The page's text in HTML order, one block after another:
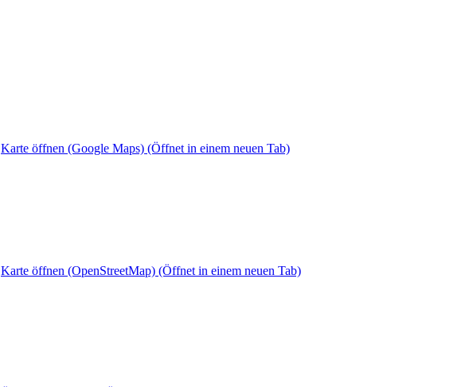
Karte öffnen (Google Maps) (Öffnet in einem neuen Tab)
Karte öffnen (OpenStreetMap) (Öffnet in einem neuen Tab)